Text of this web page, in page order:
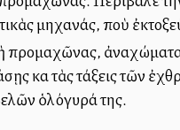
μηχανάς, ποὺ
προμαχῶνας,
καὶ τὰς τάξεις τῶν
ὁλόγυρά της.